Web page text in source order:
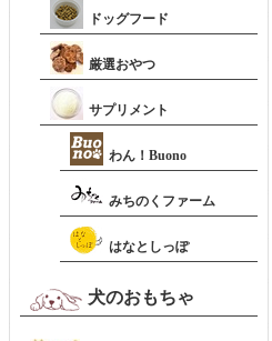
ドッグフード
厳選おやつ
サプリメント
わん！Buono
みちのくファーム
はなとしっぽ
犬のおもちゃ